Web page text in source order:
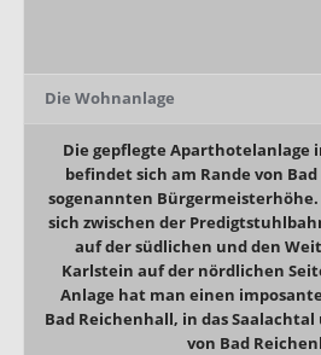
Die Wohnanlage
Die gepflegte Aparthotelanlage
befindet sich am Rande von
sogenannten
sich zwischen der
auf der südlichen und den
Karlstein auf der nördlichen
Anlage hat man einen
Bad Reichenhall, in das
von Bad